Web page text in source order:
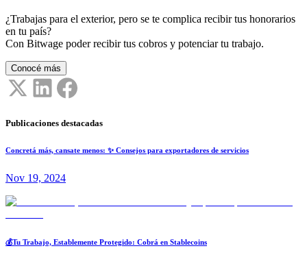
¿Trabajas para el exterior, pero se te complica recibir tus honorarios
en tu país?
Con Bitwage poder recibir tus cobros y potenciar tu trabajo.
Conocé más
Publicaciones destacadas
Concretá más, cansate menos: ✨ Consejos para exportadores de servicios
Nov 19, 2024
💰Tu Trabajo, Establemente Protegido: Cobrá en Stablecoins